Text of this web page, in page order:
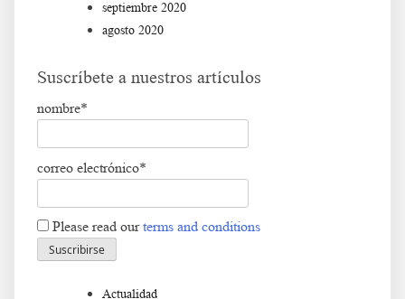
septiembre 2020
agosto 2020
Suscríbete a nuestros artículos
nombre*
correo electrónico*
Please read ourterms and conditions
Actualidad